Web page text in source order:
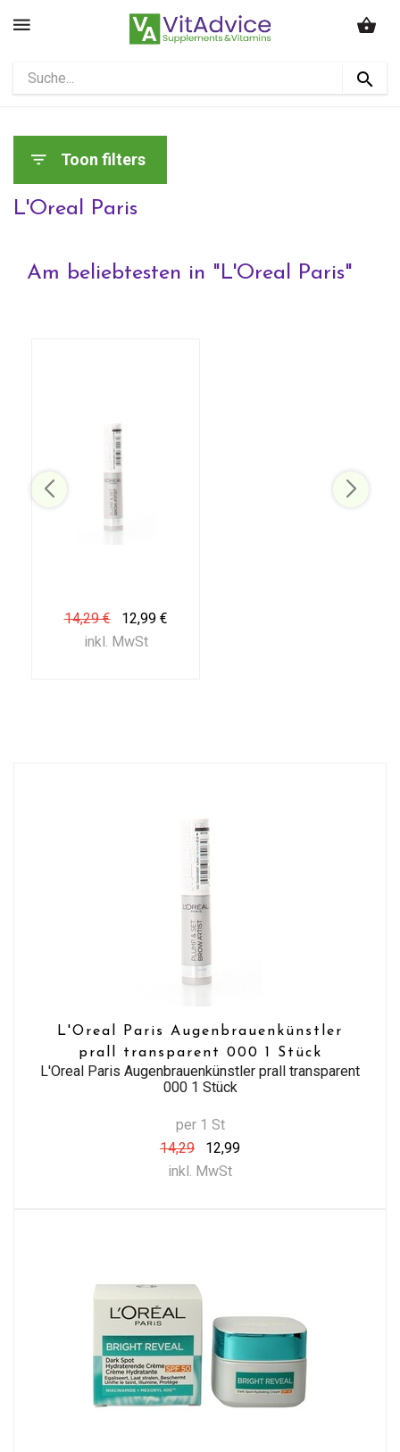
Toon filters
L'Oreal Paris
Am beliebtesten in "L'Oreal Paris"
14,29 €
12,99 €
inkl. MwSt
L'Oreal Paris Augenbrauenkünstler
prall transparent 000 1 Stück
L'Oreal Paris Augenbrauenkünstler prall transparent
000 1 Stück
per 1 St
14,29
12,99
inkl. MwSt